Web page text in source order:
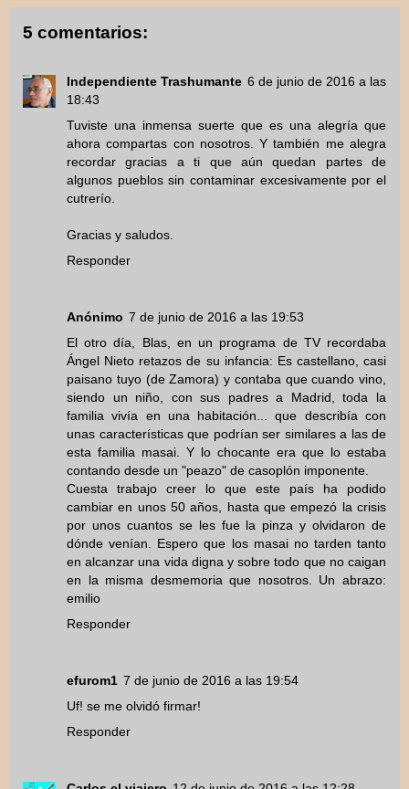
5 comentarios:
Independiente Trashumante 6 de junio de 2016 a las
18:43
Tuviste una inmensa suerte que es una alegría que
ahora compartas con nosotros. Y también me alegra
recordar gracias a ti que aún quedan partes de
algunos pueblos sin contaminar excesivamente por el
cutrerío.
Gracias y saludos.
Responder
Anónimo 7 de junio de 2016 a las 19:53
El otro día, Blas, en un programa de TV recordaba
Ángel Nieto retazos de su infancia: Es castellano, casi
paisano tuyo (de Zamora) y contaba que cuando vino,
siendo un niño, con sus padres a Madrid, toda la
familia vivía en una habitación... que describía con
unas características que podrían ser similares a las de
esta familia masai. Y lo chocante era que lo estaba
contando desde un "peazo" de casoplón imponente.
Cuesta trabajo creer lo que este país ha podido
cambiar en unos 50 años, hasta que empezó la crisis
por unos cuantos se les fue la pinza y olvidaron de
dónde venían. Espero que los masai no tarden tanto
en alcanzar una vida digna y sobre todo que no caigan
en la misma desmemoria que nosotros. Un abrazo:
emilio
Responder
efurom1 7 de junio de 2016 a las 19:54
Uf! se me olvidó firmar!
Responder